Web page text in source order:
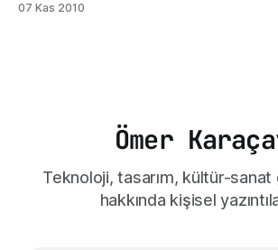
tıkladığımda Firefox'ta açıyordu bu da sinir
07 Kas 2010
Ömer
Teknoloji, tasarım, kültür-
hakkında kişisel